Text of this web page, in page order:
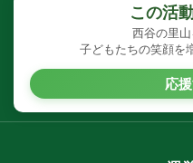
この活
西谷の里山
子どもたちの笑顔を
応